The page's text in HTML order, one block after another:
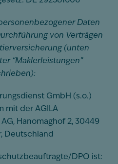
Daten
von Verträgen
(unten
“Maklerleistungen”
GmbH (s.o.)
mit der AGILA
Hanomaghof 2, 30449
Deutschland
DPO ist: